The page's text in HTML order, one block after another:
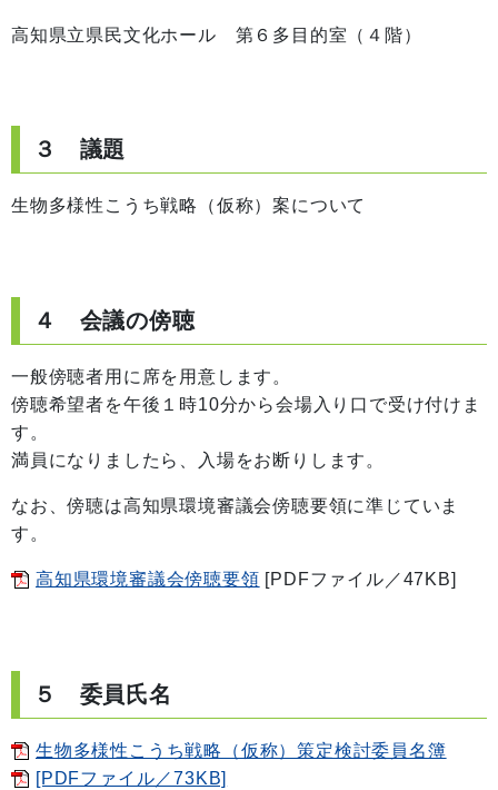
高知県立県民文化ホール 第６多目的室（４階）
３ 議題
生物多様性こうち戦略（仮称）案について
４ 会議の傍聴
一般傍聴者用に席を用意します。
傍聴希望者を午後１時10分から会場入り口で受け付けま
す。
満員になりましたら、入場をお断りします。
なお、傍聴は高知県環境審議会傍聴要領に準じていま
す。
高知県環境審議会傍聴要領 [PDFファイル／47KB]
５ 委員氏名
生物多様性こうち戦略（仮称）策定検討委員名簿
[PDFファイル／73KB]